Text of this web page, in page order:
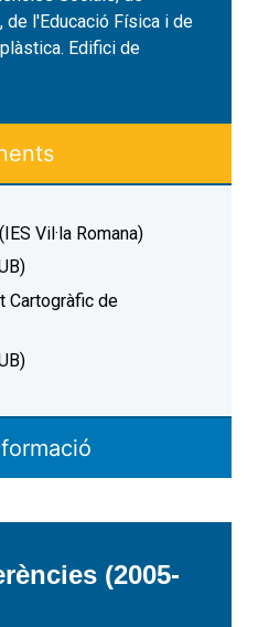
de l'Educació Física i de
Edifici de
Vil·la Romana)
Cartogràfic de
(2005-